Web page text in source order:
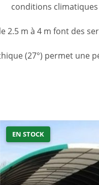
conditions
2.5 m à 4 m font des
(27°) permet une
EN STOCK